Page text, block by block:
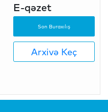
E-qəzet
Son Buraxılış
Arxivə Keç